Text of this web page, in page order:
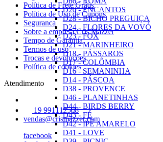
D20 - ENCANTOS
D28 - BICHO PREGUIÇA
D24 - FLORES DA VOVÓ
D23 - FOX
D21 - MARINHEIRO
D18 - PÁSSAROS
D17 - COLÔMBIA
D16 - SEMANINHA
D14 - PÁSCOA
D38 - PROVENCE
D46 - PLANETINHAS
D44 - BIRDS BERRY
D43 - FÉ
D42 - IPÊ AMARELO
D41 - LOVE
Política de Frete Grátis
Política de Uso de Cupons
Seguranca
Sobre a empresa Cris Mazzer
Tempo de Garantia
Termos de uso
Trocas e devoluções
Política de cookies
Atendimento
19 991117508
vendas@crismazzer.com
facebook